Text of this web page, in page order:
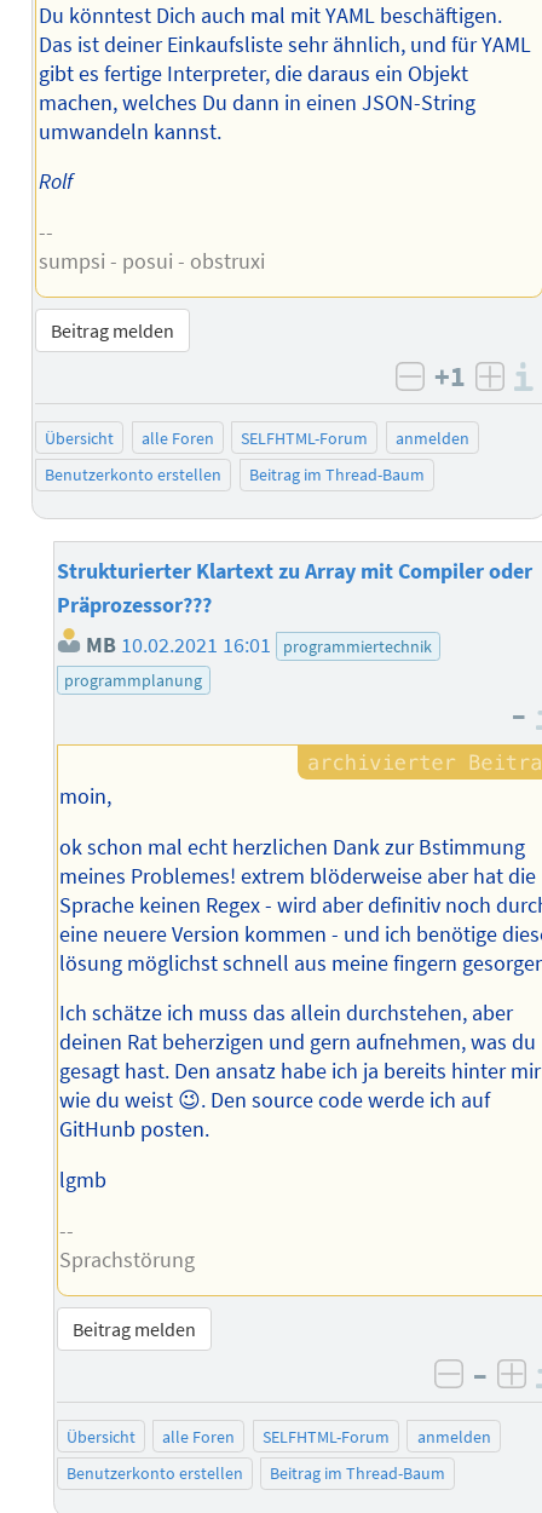
Du könntest Dich auch mal mit YAML beschäftigen.
Das ist deiner Einkaufsliste sehr ähnlich, und für YAML
gibt es fertige Interpreter, die daraus ein Objekt
machen, welches Du dann in einen JSON-String
umwandeln kannst.
Rolf
--
sumpsi - posui - obstruxi
Beitrag melden
negativ
+1
Übersicht alle Foren SELFHTML-Forum
anmelden
Benutzerkonto erstellen
Beitrag im Thread-Baum
Strukturierter Klartext zu Array mit Compiler oder
Präprozessor???
MB 10.02.2021 16:01
programmiertechnik
programmplanung
–
moin,
ok schon mal echt herzlichen Dank zur Bstimmung
meines Problemes! extrem blöderweise aber hat die
Sprache keinen Regex - wird aber definitiv noch
eine neuere Version kommen - und ich benötige
lösung möglichst schnell aus meine fingern
Ich schätze ich muss das allein durchstehen, aber
deinen Rat beherzigen und gern aufnehmen, was du
gesagt hast. Den ansatz habe ich ja bereits hinter mir
wie du weist 😉. Den source code werde ich auf
GitHunb posten.
lgmb
--
Sprachstörung
Beitrag melden
–
Übersicht alle Foren SELFHTML-Forum
anmelden
Benutzerkonto erstellen
Beitrag im Thread-Baum